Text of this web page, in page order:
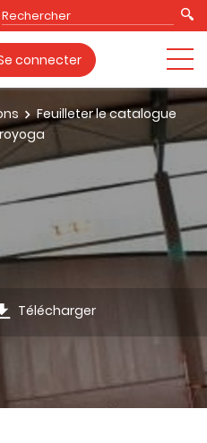
connecter
Feuilleter le catalogue
Télécharger